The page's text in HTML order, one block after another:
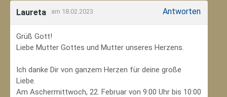
Laureta am 18.02.2023 Antworten
Grüß Gott!
Liebe Mutter Gottes und Mutter unseres Herzens.
Ich danke Dir von ganzem Herzen für deine große
Liebe.
Am Aschermittwoch, 22. Februar von 9:00 Uhr bis 10:00